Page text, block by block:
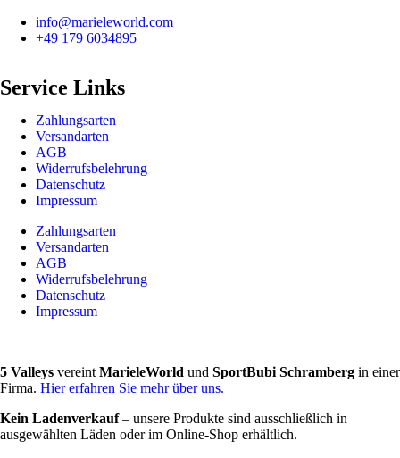
info@marieleworld.com
+49 179 6034895
Service Links
Zahlungsarten
Versandarten
AGB
Widerrufsbelehrung
Datenschutz
Impressum
Zahlungsarten
Versandarten
AGB
Widerrufsbelehrung
Datenschutz
Impressum
5 Valleys vereint MarieleWorld und SportBubi Schramberg in einer
Firma. Hier erfahren Sie mehr über uns.
Kein Ladenverkauf– unsere Produkte sind ausschließlich in
ausgewählten Läden oder im Online-Shop erhältlich.